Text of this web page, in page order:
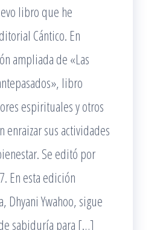
libro que he
Cántico. En
ampliada de «Las
libro
espirituales y otros
enraizar sus actividades
Se editó por
En esta edición
Dhyani Ywahoo, sigue
sabiduría para […]